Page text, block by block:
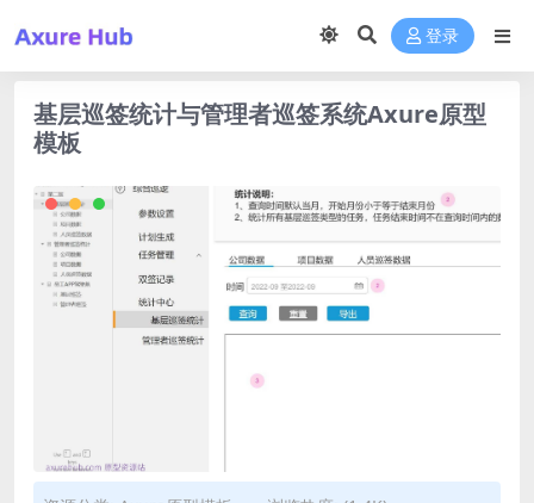
登录
基层巡签统计与管理者巡签系统Axure原型
模板